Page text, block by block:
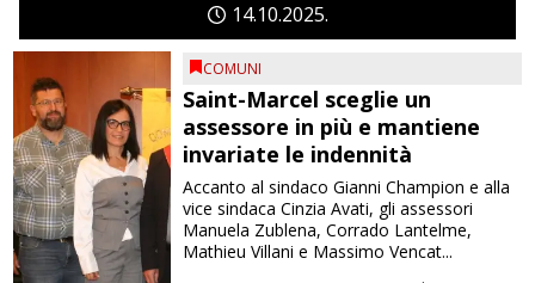
14 10 2025
COMUNI
Saint-Marcel sceglie un
assessore in più e mantiene
invariate le indennità
Accanto al sindaco Gianni Champion e alla
vice sindaca Cinzia Avati, gli assessori
Manuela Zublena, Corrado Lantelme,
Mathieu Villani e Massimo Vencat...